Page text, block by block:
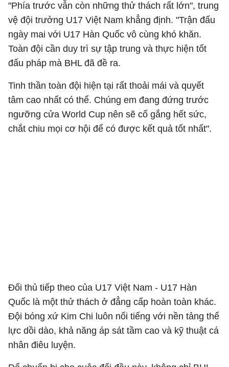
"Phía trước vẫn còn những thử thách rất lớn", trung
vệ đội trưởng U17 Việt Nam khẳng định. "Trận đấu
ngày mai với U17 Hàn Quốc vô cùng khó khăn.
Toàn đội cần duy trì sự tập trung và thực hiện tốt
đấu pháp mà BHL đã đề ra.
Tinh thần toàn đội hiện tại rất thoải mái và quyết
tâm cao nhất có thể. Chúng em đang đứng trước
ngưỡng cửa World Cup nên sẽ cố gắng hết sức,
chắt chiu mọi cơ hội để có được kết quả tốt nhất".
Đối thủ tiếp theo của U17 Việt Nam - U17 Hàn
Quốc là một thử thách ở đẳng cấp hoàn toàn khác.
Đội bóng xứ Kim Chi luôn nổi tiếng với nền tảng thể
lực dồi dào, khả năng áp sát tầm cao và kỹ thuật cá
nhân điêu luyện.